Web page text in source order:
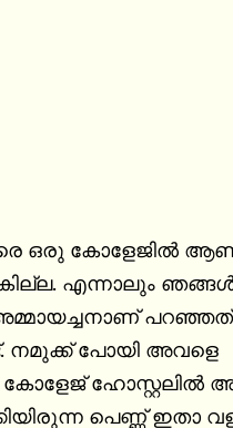
എന്നാലും
നമുക്ക് പോയി അവളെ
ഹോസ്റ്റലില്‍